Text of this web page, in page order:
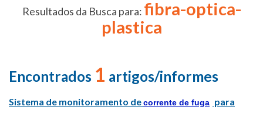
Resultados da Busca para: fibra-optica-
plastica
Encontrados 1 artigos/informes
Sistema de monitoramento decorrente de fuga para